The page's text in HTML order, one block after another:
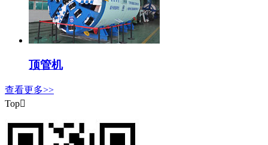
顶管机
查看更多>>
Top